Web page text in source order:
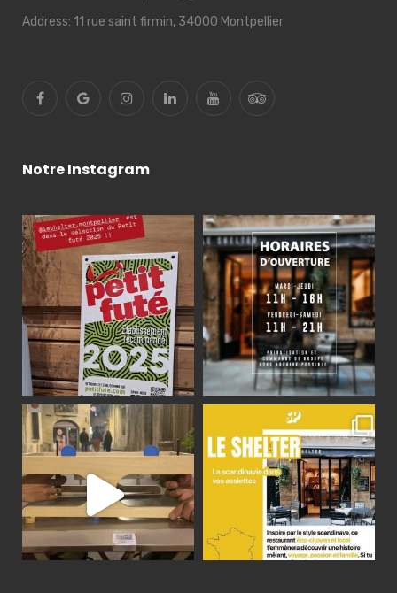
Address: 11 rue saint firmin, 34000 Montpellier
Notre Instagram